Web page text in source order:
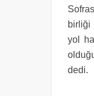
birliği
yol
dedi.